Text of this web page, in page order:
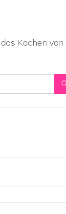
Kochen von